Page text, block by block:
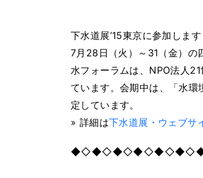
下水道展’15東京に参加します
7月28日（火）～31（金）の
水フォーラムは、NPO法人
ています。会期中は、「水
定しています。
» 詳細は下水道展・ウェブサ